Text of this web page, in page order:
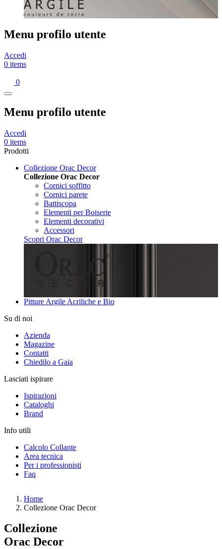
Menu profilo utente
Accedi
0 items
0
Menu profilo utente
Accedi
0 items
Prodotti
Collezione Orac Decor
Collezione Orac Decor
Cornici soffitto
Cornici parete
Battiscopa
Elementi per Boiserie
Elementi decorativi
Accessori
Scopri Orac Decor
Pitture Argile Acriliche e Bio
Su di noi
Azienda
Magazine
Contatti
Chiedilo a Gaia
Lasciati ispirare
Ispirazioni
Cataloghi
Brand
Info utili
Calcolo Collante
Area tecnica
Per i professionisti
Faq
Home
Collezione Orac Decor
Collezione
Orac Decor